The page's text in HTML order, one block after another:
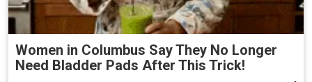
Women in Columbus Say They No Longer
Need Bladder Pads After This Trick!